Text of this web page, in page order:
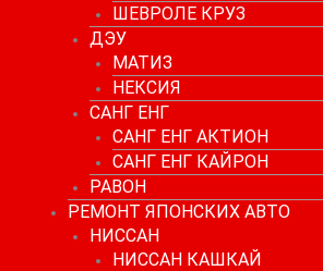
ШЕВРОЛЕ КРУЗ
ДЭУ
МАТИЗ
НЕКСИЯ
САНГ ЕНГ
САНГ ЕНГ АКТИОН
САНГ ЕНГ КАЙРОН
РАВОН
РЕМОНТ ЯПОНСКИХ АВТО
НИССАН
НИССАН КАШКАЙ